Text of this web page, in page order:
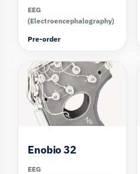
EEG
(Electroencephalography)
Pre-order
Enobio 32
EEG